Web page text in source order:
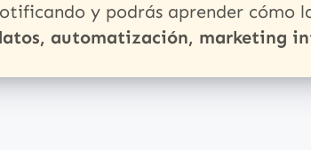
y podrás aprender cómo
automatización, marketing